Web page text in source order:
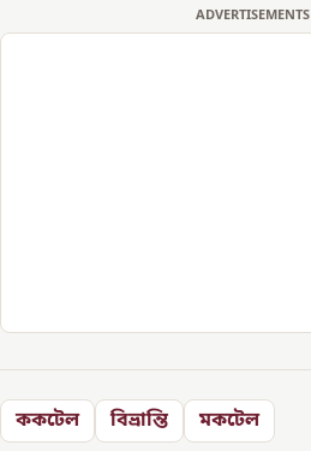
ADVERTISEMENTS
ককটেল বিভ্রান্তি মকটেল